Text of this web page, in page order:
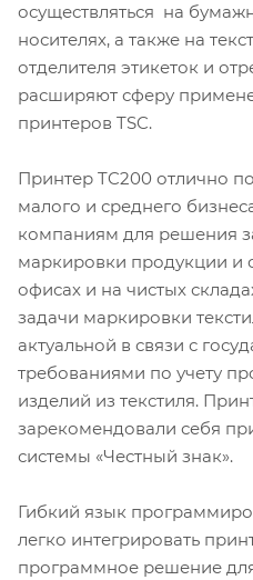
осуществляться на
носителях, а также на
отделителя этикеток и
расширяют сферу
принтеров TSC.
Принтер TC200 отлично
малого и среднего
компаниям для решения
маркировки продукции и
офисах и на чистых
задачи маркировки
актуальной в связи с
требованиями по учету
изделий из текстиля.
зарекомендовали себя
системы «Честный знак».
Гибкий язык
легко интегрировать
программное решение